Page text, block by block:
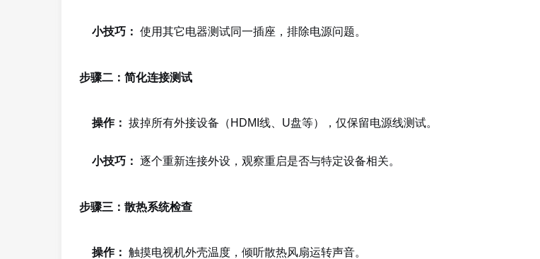
小技巧： 使用其它电器测试同一插座，排除电源问题。
步骤二：简化连接测试
操作： 拔掉所有外接设备（HDMI线、U盘等），仅保留电源线测试。
小技巧： 逐个重新连接外设，观察重启是否与特定设备相关。
步骤三：散热系统检查
操作： 触摸电视机外壳温度，倾听散热风扇运转声音。